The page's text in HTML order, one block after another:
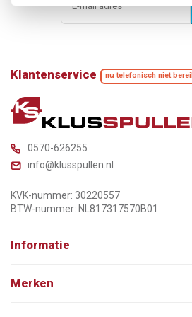
Klantenservice nu telefonisch niet
0570-626255
info@klusspullen.nl
KVK-nummer: 30220557
BTW-nummer: NL817317570B01
Informatie
Merken